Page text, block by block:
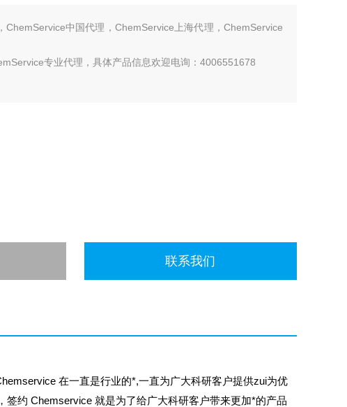
ChemService中国代理，ChemService上海代理，ChemService
专业代理，具体产品信息欢迎电询：4006551678
联系我们
在一直是行业的*,一直为广大科研客户提供zui为优
约 Chemservice 就是为了给广大科研客户带来更加*的产品